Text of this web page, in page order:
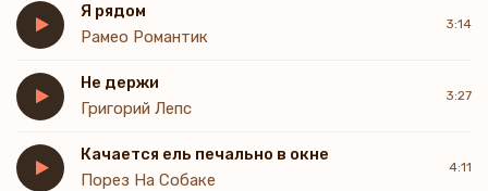
Я рядом
Рамео Романтик
3:14
Не держи
Григорий Лепс
3:27
Качается ель печально в окне
Порез На Собаке
4:11